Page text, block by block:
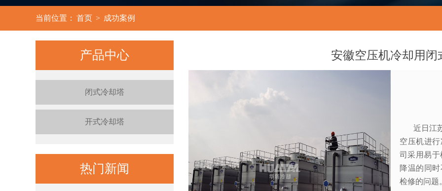
当前位置： 首页 > 成功案例
产品中心
闭式冷却塔
开式冷却塔
热门新闻
安徽空压机冷却用闭
近日江苏
空压机进
司采用易
降温的同
检修的问题